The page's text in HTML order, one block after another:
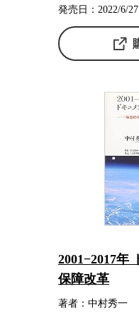
発売日：2022/6/27
2001−2017年
保障改革
著者：中村秀一